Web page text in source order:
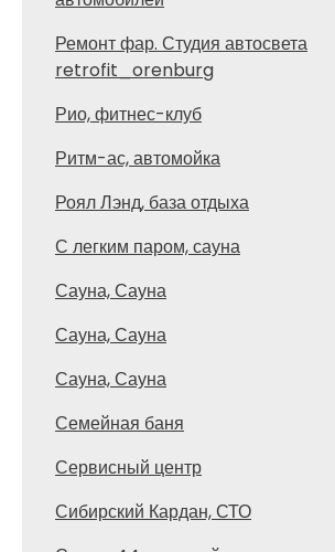
Ремонт фар. Студия автосвета
retrofit_orenburg
Рио, фитнес-клуб
Ритм-ас, автомойка
Роял Лэнд, база отдыха
С легким паром, сауна
Сауна, Сауна
Сауна, Сауна
Сауна, Сауна
Семейная баня
Сервисный центр
Сибирский Кардан, СТО